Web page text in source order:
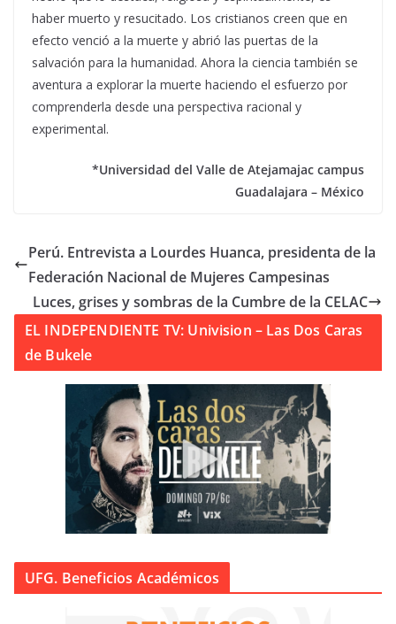
haber muerto y resucitado. Los cristianos creen que en
efecto venció a la muerte y abrió las puertas de la
salvación para la humanidad. Ahora la ciencia también se
aventura a explorar la muerte haciendo el esfuerzo por
comprenderla desde una perspectiva racional y
experimental.
*Universidad del Valle de Atejamajac campus
Guadalajara – México
Perú. Entrevista a Lourdes Huanca, presidenta de la
Federación Nacional de Mujeres Campesinas
Luces, grises y sombras de la Cumbre de la CELAC
EL INDEPENDIENTE TV: Univision – Las Dos Caras
de Bukele
UFG. Beneficios Académicos